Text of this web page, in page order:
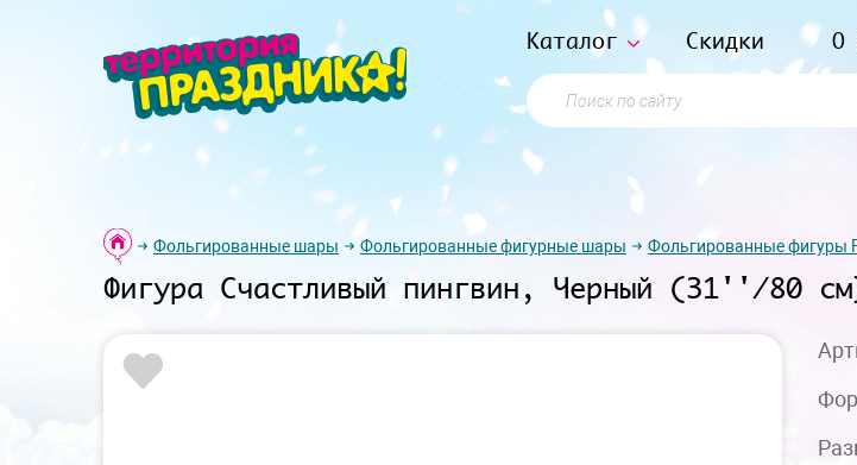
Каталог Скидки О
Поиск по сайту
Фольгированные шары Фольгированные фигурные шары Фольгированные фигуры
Фигура Счастливый пингвин, Черный (31''/80